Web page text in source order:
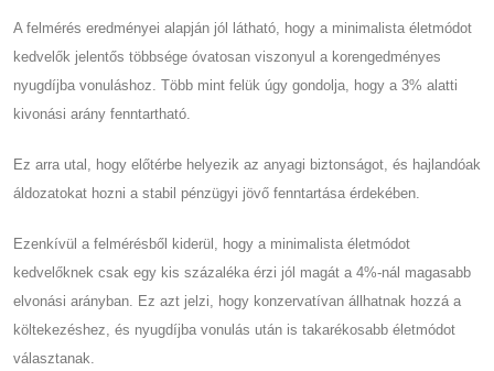
A felmérés eredményei alapján jól látható, hogy a minimalista életmódot
kedvelők jelentős többsége óvatosan viszonyul a korengedményes
nyugdíjba vonuláshoz. Több mint felük úgy gondolja, hogy a 3% alatti
kivonási arány fenntartható.
Ez arra utal, hogy előtérbe helyezik az anyagi biztonságot, és hajlandóak
áldozatokat hozni a stabil pénzügyi jövő fenntartása érdekében.
Ezenkívül a felmérésből kiderül, hogy a minimalista életmódot
kedvelőknek csak egy kis százaléka érzi jól magát a 4%-nál magasabb
elvonási arányban. Ez azt jelzi, hogy konzervatívan állhatnak hozzá a
költekezéshez, és nyugdíjba vonulás után is takarékosabb életmódot
választanak.